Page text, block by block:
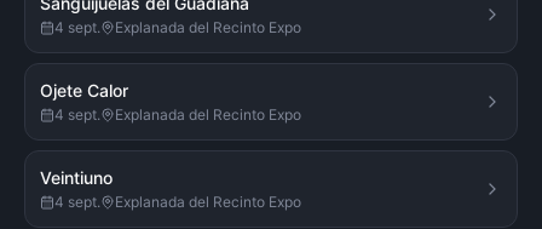
4 sept. Explanada del Recinto Expo
Ojete Calor
4 sept. Explanada del Recinto Expo
Veintiuno
4 sept. Explanada del Recinto Expo